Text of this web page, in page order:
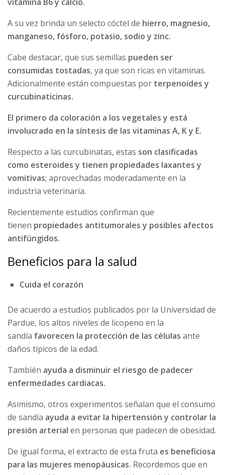
A su vez brinda un selecto cóctel de hierro, magnesio,
manganeso, fósforo, potasio, sodio y zinc.
Cabe destacar, que sus semillas pueden ser
consumidas tostadas, ya que son ricas en vitaminas.
Adicionalmente están compuestas por terpenoides y
curcubinaticinas.
El primero da coloración a los vegetales y está
involucrado en la síntesis de las vitaminas A, K y E.
Respecto a las curcubinatas, estas son clasificadas
como esteroides y tienen propiedades laxantes y
vomitivas; aprovechadas moderadamente en la
industria veterinaria.
Recientemente estudios confirman que
tienen propiedades antitumorales y posibles afectos
antifúngidos.
Beneficios para la salud
Cuida el corazón
De acuerdo a estudios publicados por la Universidad de
Pardue, los altos niveles de licopeno en la
sandía favorecen la protección de las células ante
daños típicos de la edad.
También ayuda a disminuir el riesgo de padecer
enfermedades cardiacas.
Asimismo, otros experimentos señalan que el consumo
de sandía ayuda a evitar la hipertensión y controlar la
presión arterial en personas que padecen de obesidad.
De igual forma, el extracto de esta fruta es beneficiosa
para las mujeres menopáusicas. Recordemos que en